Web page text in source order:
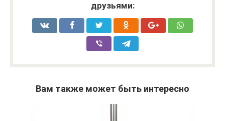
друзьями:
Вам также может быть интересно